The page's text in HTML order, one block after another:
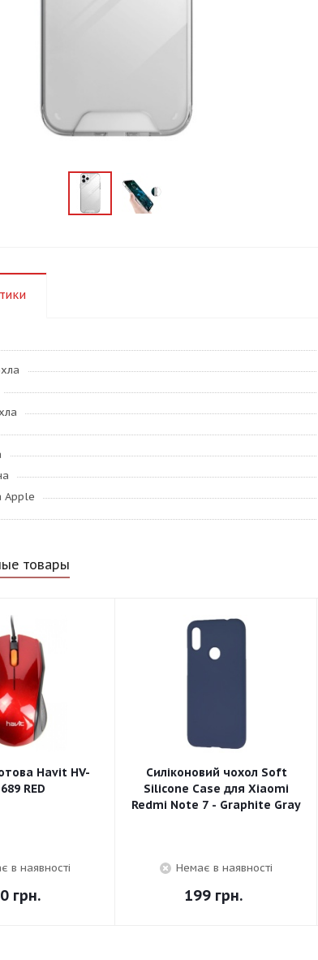
Apple
товары
Havit HV-
RED
в наявності
грн.
Силіконовий чохол Soft
Silicone Case для Xiaomi
Redmi Note 7 - Graphite Gray
Немає в наявності
199 грн.